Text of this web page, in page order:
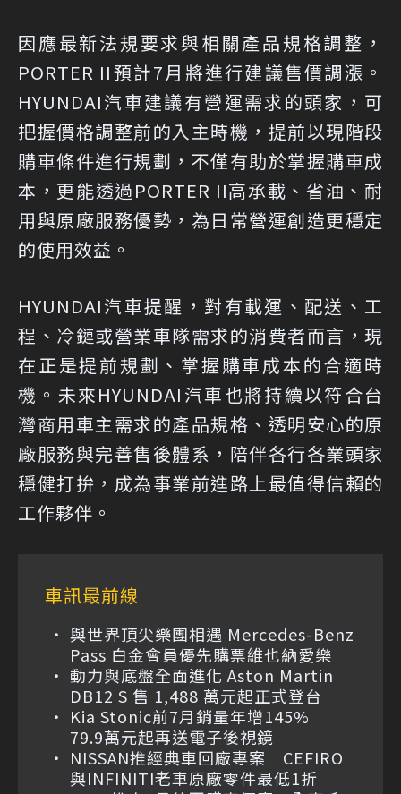
因應最新法規要求與相關產品規格調整，
PORTER II預計7月將進行建議售價調漲。
HYUNDAI汽車建議有營運需求的頭家，可
把握價格調整前的入主時機，提前以現階段
購車條件進行規劃，不僅有助於掌握購車成
本，更能透過PORTER II高承載、省油、耐
用與原廠服務優勢，為日常營運創造更穩定
的使用效益。
HYUNDAI汽車提醒，對有載運、配送、工
程、冷鏈或營業車隊需求的消費者而言，現
在正是提前規劃、掌握購車成本的合適時
機。未來HYUNDAI汽車也將持續以符合台
灣商用車主需求的產品規格、透明安心的原
廠服務與完善售後體系，陪伴各行各業頭家
穩健打拚，成為事業前進路上最值得信賴的
工作夥伴。
車訊最前線
與世界頂尖樂團相遇 Mercedes-Benz
Pass 白金會員優先購票維也納愛樂
動力與底盤全面進化 Aston Martin
DB12 S 售 1,488 萬元起正式登台
Kia Stonic前7月銷量年增145%
79.9萬元起再送電子後視鏡
NISSAN推經典車回廠專案 CEFIRO
與INFINITI老車原廠零件最低1折